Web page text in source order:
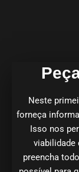
Neste
forneça
Isso nos
viabilidade
preencha